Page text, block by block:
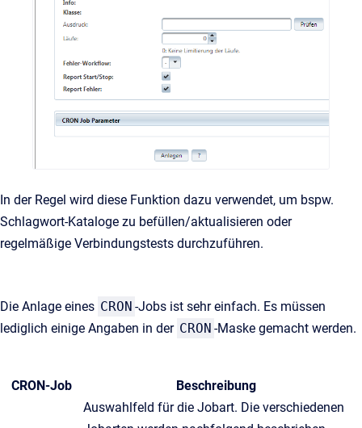
In der Regel wird diese Funktion dazu verwendet, um bspw.
Schlagwort-Kataloge zu befüllen/aktualisieren oder
regelmäßige Verbindungstests durchzuführen.
Die Anlage eines CRON -Jobs ist sehr einfach. Es müssen
lediglich einige Angaben in der CRON -Maske gemacht werden.
CRON-Job Beschreibung
Auswahlfeld für die Jobart. Die verschiedenen